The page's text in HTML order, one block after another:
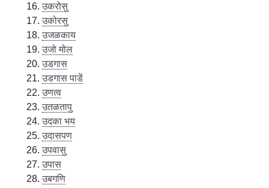
उकरोसु
उकोरसु
उजळकाय
उजो मोल
उडगास
उडगास पाडें
उणत्व
उतळतापु
उदका भय
उदासपण
उपवासु
उपास
उबगणि